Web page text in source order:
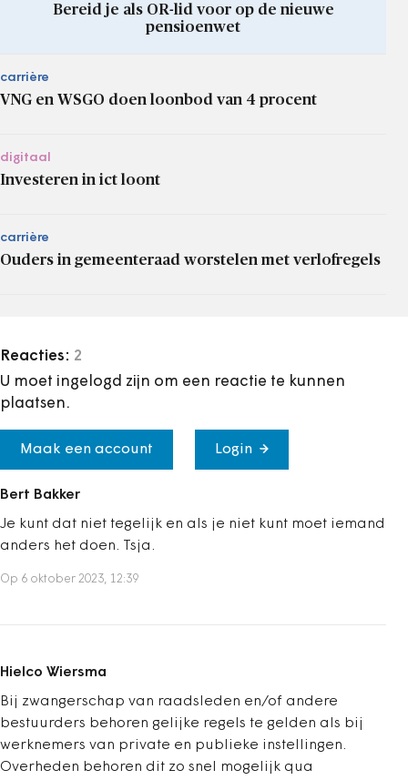
Bereid je als OR-lid voor op de nieuwe
pensioenwet
carrière
VNG en WSGO doen loonbod van 4 procent
digitaal
Investeren in ict loont
carrière
Ouders in gemeenteraad worstelen met verlofregels
Reacties: 2
U moet ingelogd zijn om een reactie te kunnen
plaatsen.
Maak een account Login
Bert Bakker
Je kunt dat niet tegelijk en als je niet kunt moet iemand
anders het doen. Tsja.
Op 6 oktober 2023, 12:39
Hielco Wiersma
Bij zwangerschap van raadsleden en/of andere
bestuurders behoren gelijke regels te gelden als bij
werknemers van private en publieke instellingen.
Overheden behoren dit zo snel mogelijk qua